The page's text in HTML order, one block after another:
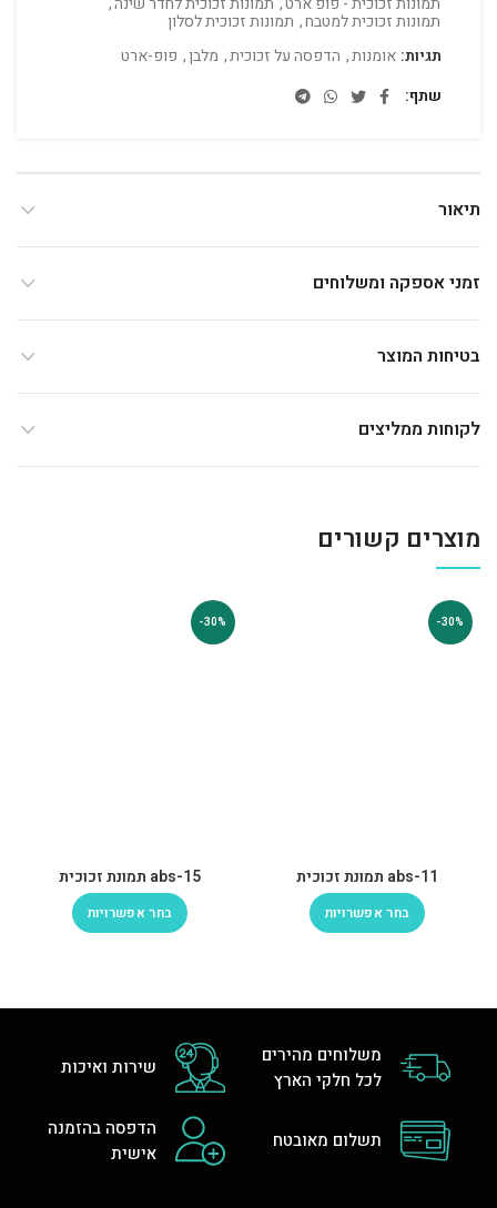
תמונות זכוכית למטבח, תמונות זכוכית לסלון
תגיות: אומנות, הדפסה על זכוכית, מלבן, פופ-ארט
שתף
תיאור
זמני אספקה ומשלוחים
בטיחות המוצר
לקוחות ממליצים
מוצרים קשורים
-30%
abs-11 תמונת זכוכית
בחר אפשרויות
-30%
abs-15 תמונת זכוכית
בחר אפשרויות
משלוחים מהירים
לכל חלקי הארץ
שירות ואיכות
תשלום מאובטח
הדפסה בהזמנה
אישית